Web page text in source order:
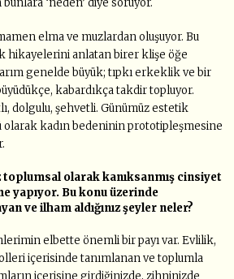
‘neden’ diye soruyor.
elma ve muzlardan oluşuyor. Bu
hikayelerini anlatan birer klişe öğe
genelde büyük; tıpkı erkeklik ve bir
kabardıkça takdir topluyor.
dolgulu, şehvetli. Günümüz estetik
olarak kadın bedeninin prototipleşmesine
olarak kanıksanmış cinsiyet
yapıyor. Bu konu üzerinde
ve ilham aldığınız şeyler neler?
elbette önemli bir payı var. Evlilik,
içerisinde tanımlanan ve toplumla
içerisine girdiğinizde, zihninizde